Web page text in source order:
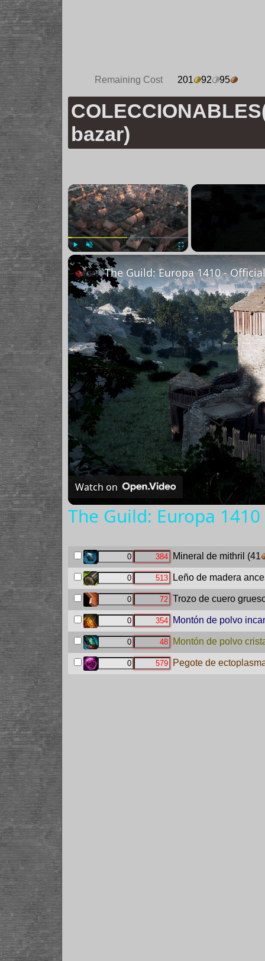
Remaining Cost 201 92 95
bazar)
×
Play Unmute
The Guild: Europa 1410 -
Watch on
The Guild: Europa
Mineral de mithril (41
Leño de madera
Trozo de cuero
Montón de polvo
Montón de polvo
Pegote de